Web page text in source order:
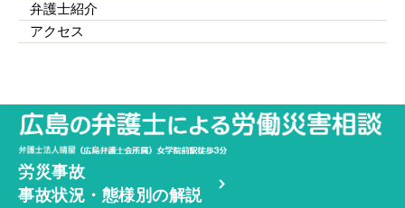
弁護士紹介
アクセス
労災事故
事故状況・態様別の解説